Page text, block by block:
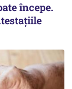
începe.